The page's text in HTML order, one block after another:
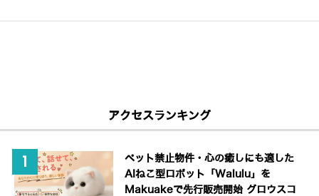
アクセスランキング
ペット禁止物件・心の癒しにも適した
AIねこ型ロボット「Walulu」を
Makuakeで先行販売開始 グロウスコ